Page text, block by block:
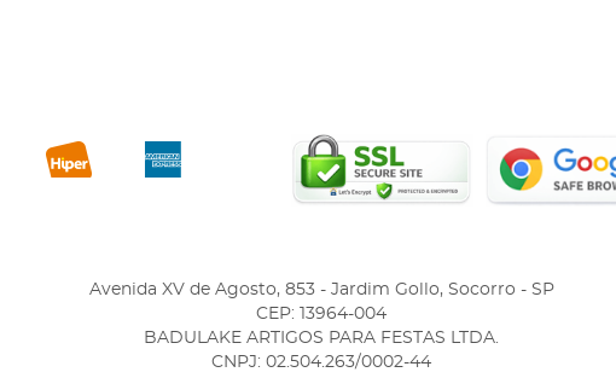
Avenida XV de Agosto, 853- Jardim Gollo, Socorro - SP
CEP: 13964-004
BADULAKE ARTIGOS PARA FESTAS LTDA.
CNPJ: 02.504.263/0002-44